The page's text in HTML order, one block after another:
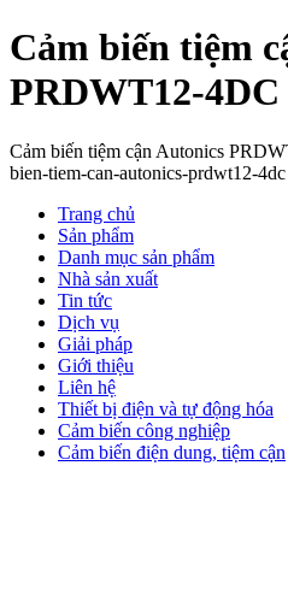
Cảm biến tiệm
PRDWT12-4DC
Cảm biến tiệm cận Autonics
bien-tiem-can-autonics-prdwt12-4dc
Trang chủ
Sản phẩm
Danh mục sản phẩm
Nhà sản xuất
Tin tức
Dịch vụ
Giải pháp
Giới thiệu
Liên hệ
Thiết bị điện và tự động hóa
Cảm biến công nghiệp
Cảm biến điện dung, tiệm cận